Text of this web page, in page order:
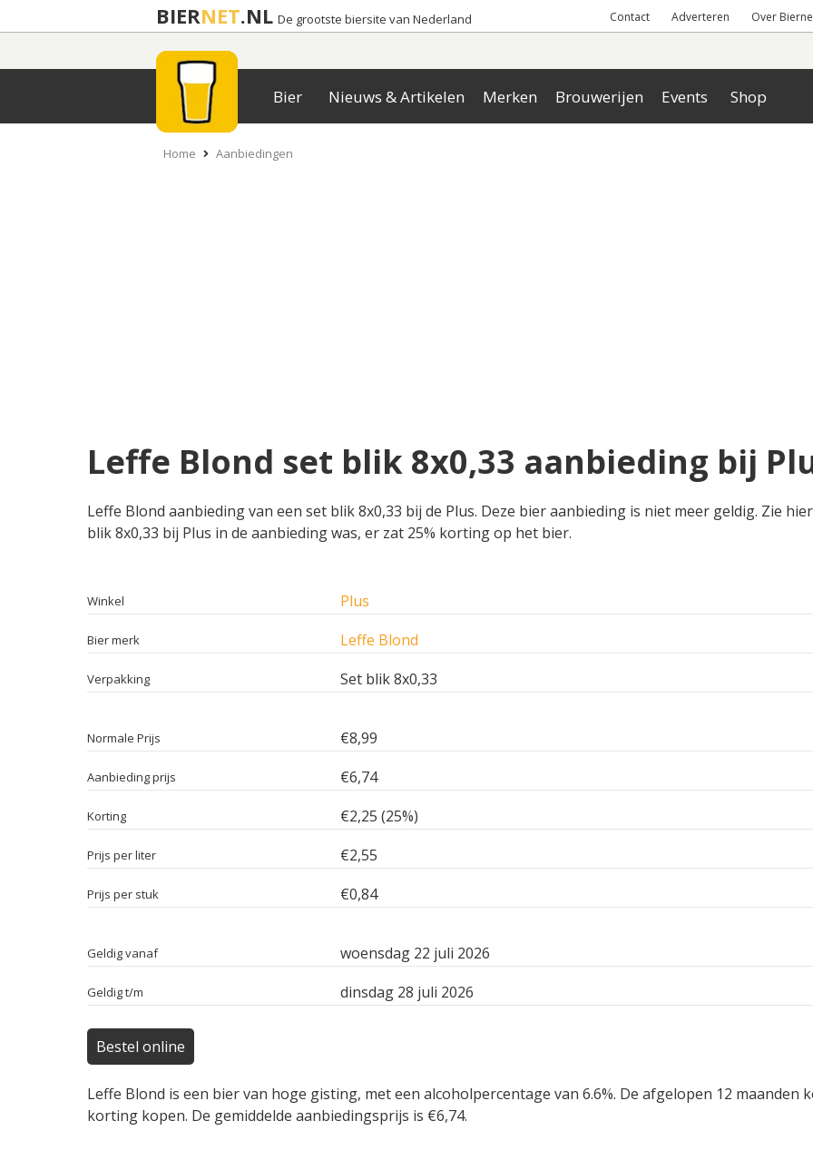
BIERNET.NL De grootste biersite van Nederland Contact Adverteren Over
Bier Nieuws & Artikelen Merken Brouwerijen Events Shop
Home Aanbiedingen
Leffe Blond set blik 8x0,33 aanbieding bij
Leffe Blond aanbieding van een set blik 8x0,33 bij de Plus. Deze bier aanbieding is niet meer geldig. Zie
blik 8x0,33 bij Plus in de aanbieding was, er zat 25% korting op het bier.
Winkel Plus
Bier merk Leffe Blond
Verpakking Set blik 8x0,33
Normale Prijs €8,99
Aanbieding prijs €6,74
Korting €2,25 (25%)
Prijs per liter €2,55
Prijs per stuk €0,84
Geldig vanaf woensdag 22 juli 2026
Geldig t/m dinsdag 28 juli 2026
Bestel online
Leffe Blond is een bier van hoge gisting, met een alcoholpercentage van 6.6%. De afgelopen 12 maanden
korting kopen. De gemiddelde aanbiedingsprijs is €6,74.